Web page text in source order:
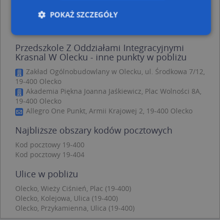
Olecko, Kolejowa 27, Ulica (19-400)
Olecko, Kolejowa 28A, Ulica (19-400)
Przedszkole Z Oddziałami Integracyjnymi
Krasnal W Olecku - inne punkty w pobliżu
Zakład Ogólnobudowlany w Olecku, ul. Środkowa 7/12,
19-400 Olecko
Akademia Piękna Joanna Jaśkiewicz, Plac Wolności 8A,
19-400 Olecko
Allegro One Punkt, Armii Krajowej 2, 19-400 Olecko
Najbliższe obszary kodów pocztowych
Kod pocztowy 19-400
Kod pocztowy 19-404
Ulice w pobliżu
Olecko, Wieży Ciśnień, Plac (19-400)
Olecko, Kolejowa, Ulica (19-400)
Olecko, Przykamienna, Ulica (19-400)
POKAŻ SZCZEGÓŁY
Niezbędne Wydajność
Targetowanie
Funkcjonalność
Niesklasyfikowane
Niezbędne pliki cookie umożliwiają korzystanie z
podstawowych funkcji strony internetowej, takich
jak logowanie użytkownika i zarządzanie kontem.
Bez niezbędnych plików cookie nie można
Provider/
APPSESSID
CookieScriptConsent